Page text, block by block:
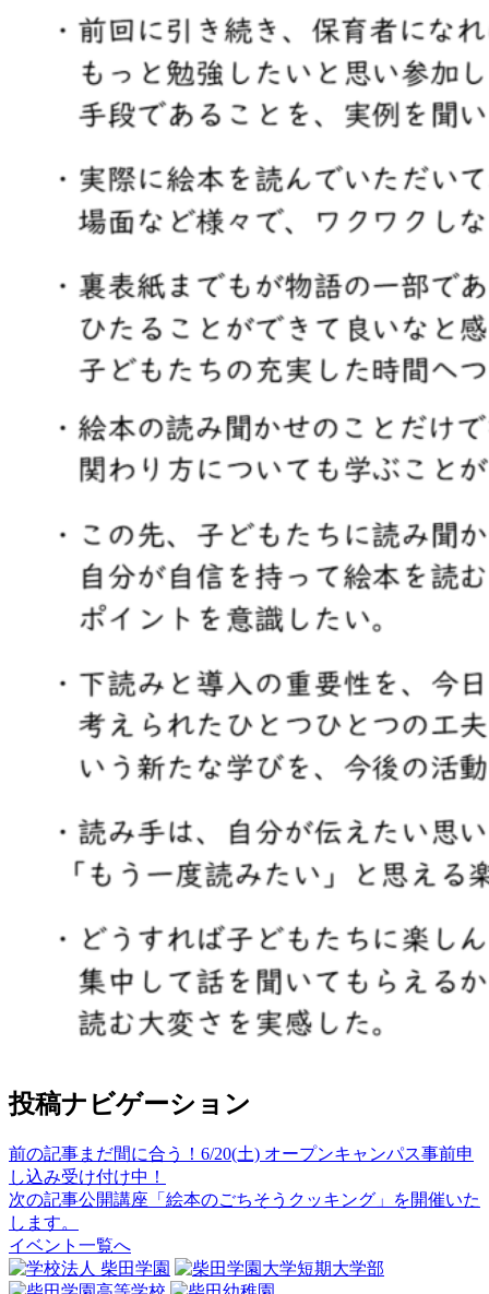
投稿ナビゲーション
前の記事まだ間に合う！6/20(土) オープンキャンパス事前申
し込み受け付け中！
次の記事公開講座「絵本のごちそうクッキング」を開催いた
します。
イベント一覧へ